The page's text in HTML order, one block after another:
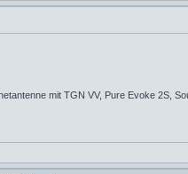
mit TGN VV, Pure Evoke 2S,